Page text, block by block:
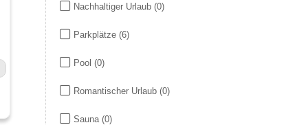
Nachhaltiger Urlaub (0)
Parkplätze (6)
Pool (0)
Romantischer Urlaub (0)
Sauna (0)